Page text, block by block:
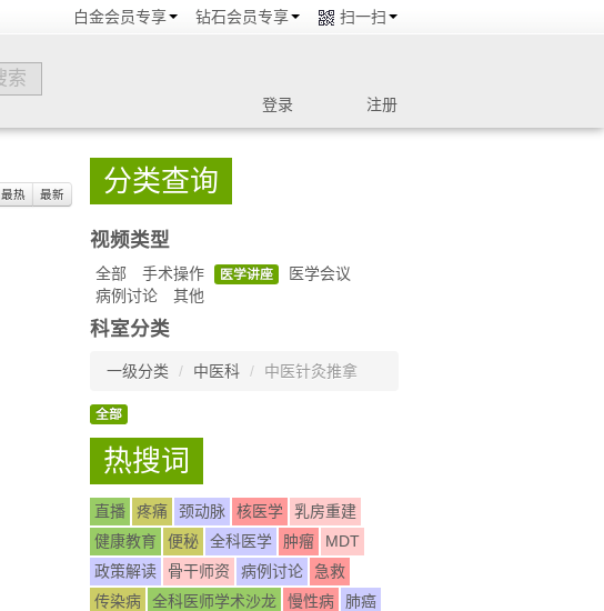
白金会员专享 钻石会员专享 扫一扫
登录 注册
最热 最新 分类查询
视频类型
全部 手术操作 医学讲座
医学会议
病例讨论
其他
科室分类
一级分类 / 中医科 / 中医针灸推拿
全部
热搜词
直播 疼痛 颈动脉 核医学
乳房重建
健康教育
便秘 全科医学 肿瘤
MDT
政策解读
骨干师资 病例讨论
急救
传染病
全科医师学术沙龙 慢性病
肺癌